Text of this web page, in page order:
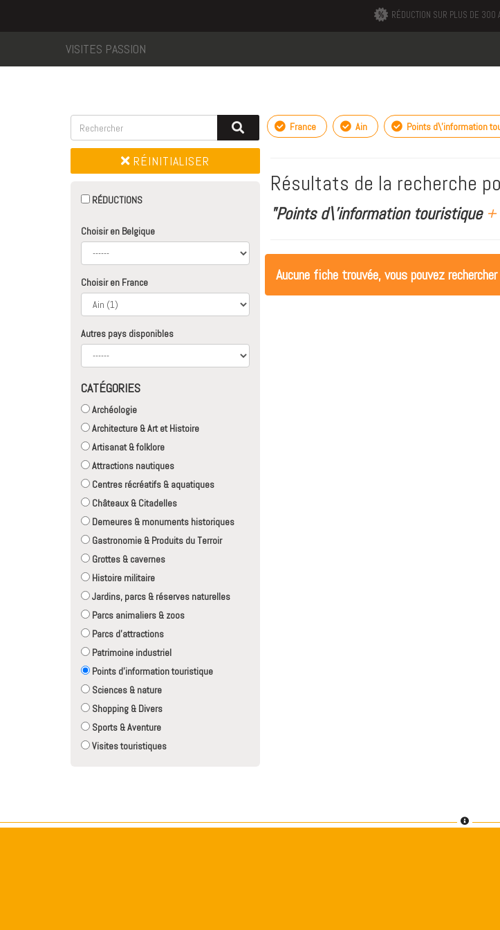
RÉDUCTION SUR PLUS DE 300
VISITES PASSION
RÉINITIALISER
RÉDUCTIONS
Choisir en Belgique
Choisir en France
Autres pays disponibles
CATÉGORIES
Archéologie
Architecture & Art et Histoire
Artisanat & folklore
Attractions nautiques
Centres récréatifs & aquatiques
Châteaux & Citadelles
Demeures & monuments historiques
Gastronomie & Produits du Terroir
Grottes & cavernes
Histoire militaire
Jardins, parcs & réserves naturelles
Parcs animaliers & zoos
Parcs d'attractions
Patrimoine industriel
Points d'information touristique
Sciences & nature
Shopping & Divers
Sports & Aventure
Visites touristiques
France Ain Points d\'information
Résultats de la recherche
"Points d\'information touristique +
Aucune fiche trouvée, vous pouvez